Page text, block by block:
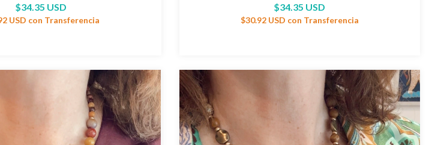
$34.35 USD
USD con Transferencia
$34.35 USD
$30.92 USD con Transferencia